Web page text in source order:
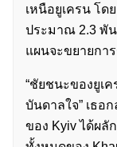
เหนือยูเครน โด
ประมาณ 2.3 พั
แผนจะขยายกา
“ชัยชนะของยูเ
บันดาลใจ” เธอ
ของ Kyiv ได้ผลั